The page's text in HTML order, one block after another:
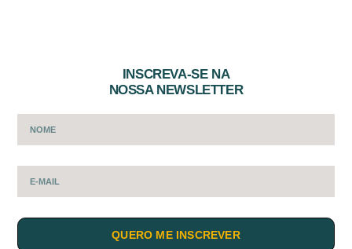
INSCREVA-SE NA
NOSSA NEWSLETTER
QUERO ME INSCREVER